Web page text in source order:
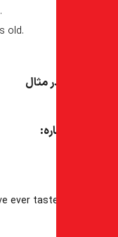
years old.
years old.
the best I’ve ever